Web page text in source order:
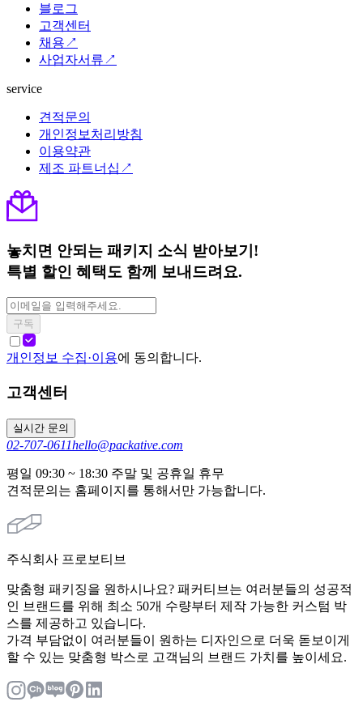
블로그
고객센터
채용↗
사업자서류↗
service
견적문의
개인정보처리방침
이용약관
제조 파트너십↗
놓치면 안되는 패키지 소식 받아보기!
특별 할인 혜택도 함께 보내드려요.
구독
개인정보 수집·이용에 동의합니다.
고객센터
실시간 문의
02-707-0611hello@packative.com
평일 09:30 ~ 18:30 주말 및 공휴일 휴무
견적문의는 홈페이지를 통해서만 가능합니다.
주식회사 프로보티브
맞춤형 패키징을 원하시나요? 패커티브는 여러분들의 성공적
인 브랜드를 위해 최소 50개 수량부터 제작 가능한 커스텀 박
스를 제공하고 있습니다.
가격 부담없이 여러분들이 원하는 디자인으로 더욱 돋보이게
할 수 있는 맞춤형 박스로 고객님의 브랜드 가치를 높이세요.